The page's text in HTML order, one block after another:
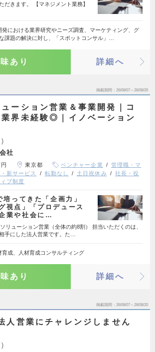
だきます。 【マネジメント業務】
発における業界研究やニーズ調査、マーケティング、グ
課題の解決に対し、「スポットコンサル」…
あり 詳細へ
掲載期間 26/08/07～26/08/20
ーション営業＆事業開発｜コ
業界未経験◎｜イノベーション
社
東京都 ベンチャー企業
管理職・マ
新サービス 転勤なし 土日祝休み
社長・役
ブ制度
ってきた「企画力」
視点」「プロデュース
業や社会に…
リューション営業（全体の約8割） 担当いただくのは、
手にした法人営業です。た…
育成、人材育成コンサルティング
あり 詳細へ
掲載期間 26/08/07～26/08/20
人営業にチャレンジしません